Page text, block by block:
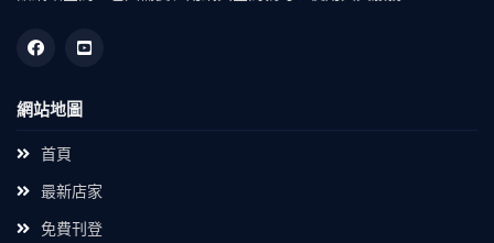
網站地圖
首頁
最新店家
免費刊登